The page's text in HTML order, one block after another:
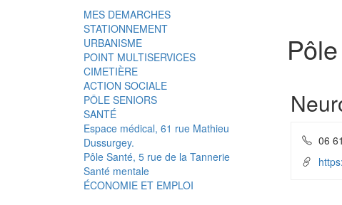
MES DEMARCHES
STATIONNEMENT
URBANISME
POINT MULTISERVICES
CIMETIÈRE
ACTION SOCIALE
PÔLE SENIORS
SANTÉ
Espace médical, 61 rue Mathieu
Dussurgey.
Pôle Santé, 5 rue de la Tannerie
Santé mentale
ÉCONOMIE ET EMPLOI
T
l
06